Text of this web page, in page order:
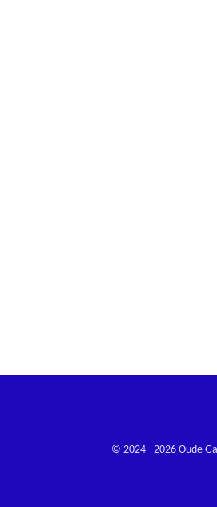
© 2024 - 2026 Oude